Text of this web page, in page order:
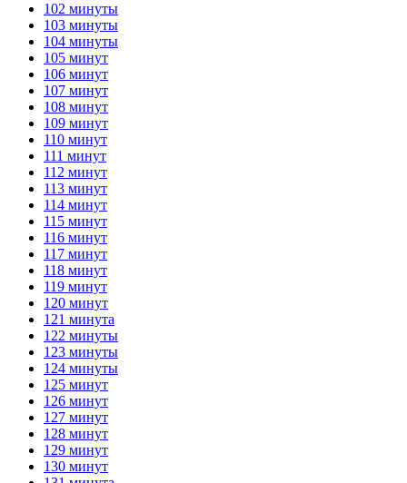
102 минуты
103 минуты
104 минуты
105 минут
106 минут
107 минут
108 минут
109 минут
110 минут
111 минут
112 минут
113 минут
114 минут
115 минут
116 минут
117 минут
118 минут
119 минут
120 минут
121 минута
122 минуты
123 минуты
124 минуты
125 минут
126 минут
127 минут
128 минут
129 минут
130 минут